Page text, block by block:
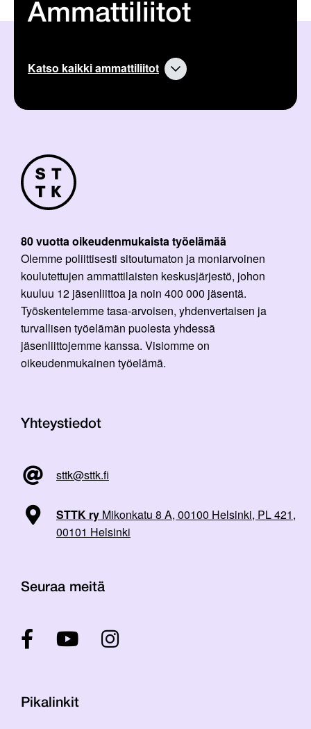
Ammattiliitot
Katso kaikki ammattiliitot
80 vuotta oikeudenmukaista työelämää
Olemme poliittisesti sitoutumaton ja moniarvoinen
koulutettujen ammattilaisten keskusjärjestö, johon
kuuluu 12 jäsenliittoa ja noin 400 000 jäsentä.
Työskentelemme tasa-arvoisen, yhdenvertaisen ja
turvallisen työelämän puolesta yhdessä
jäsenliittojemme kanssa. Visiomme on
oikeudenmukainen työelämä.
Yhteystiedot
sttk@sttk.fi
STTK ry Mikonkatu 8 A, 00100 Helsinki, PL 421,
00101 Helsinki
Seuraa meitä
Pikalinkit